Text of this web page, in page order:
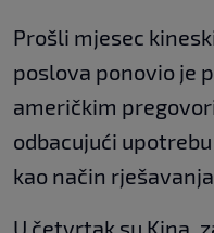
Prošli mjesec
poslova ponovio je
američkim
odbacujući
kao način